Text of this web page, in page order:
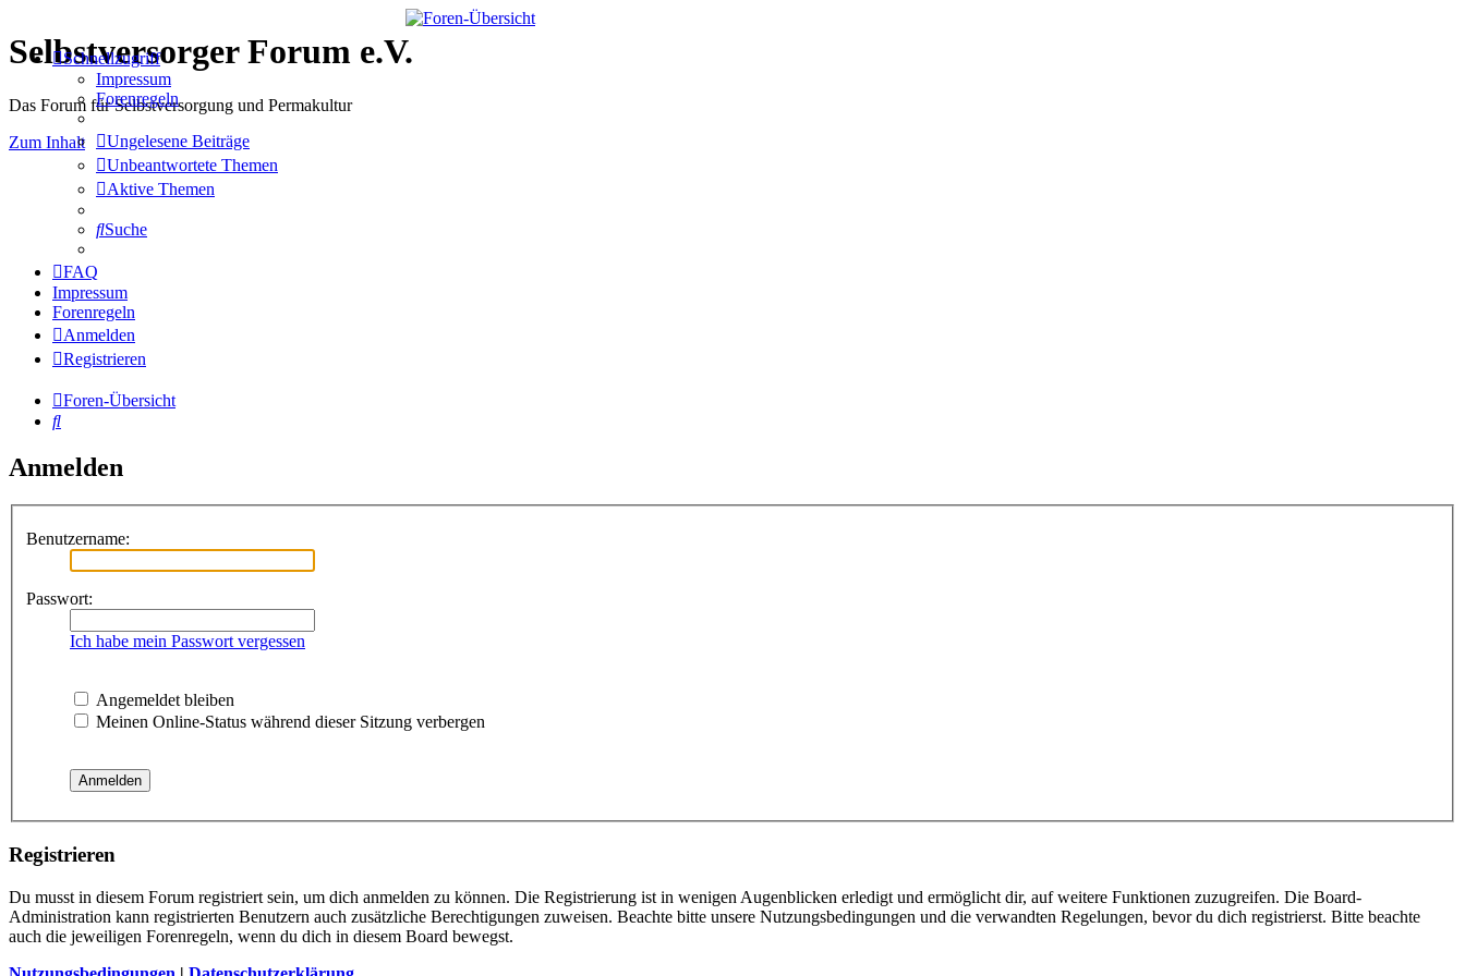
Selbstversorger Forum e.V.
Das Forum für Selbstversorgung und Permakultur
Zum Inhalt
Schnellzugriff
Impressum
Forenregeln
Ungelesene Beiträge
Unbeantwortete Themen
Aktive Themen
Suche
FAQ
Impressum
Forenregeln
Anmelden
Registrieren
Foren-Übersicht
Suche
Anmelden
Benutzername:
Passwort:
Ich habe mein Passwort vergessen
Angemeldet bleiben
Meinen Online-Status während dieser Sitzung verbergen
Registrieren
Du musst in diesem Forum registriert sein, um dich anmelden zu können. Die Registrierung ist in wenigen Augenblicken erledigt und ermöglicht dir, auf weitere Funktionen zuzugreifen. Die Board-
Administration kann registrierten Benutzern auch zusätzliche Berechtigungen zuweisen. Beachte bitte unsere Nutzungsbedingungen und die verwandten Regelungen, bevor du dich registrierst. Bitte beachte
auch die jeweiligen Forenregeln, wenn du dich in diesem Board bewegst.